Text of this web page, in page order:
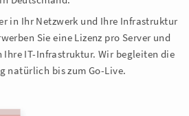
in Ihr Netzwerk und Ihre Infrastruktur
Sie eine Lizenz pro Server und
Ihre IT-Infrastruktur. Wir begleiten die
natürlich bis zum Go-Live.